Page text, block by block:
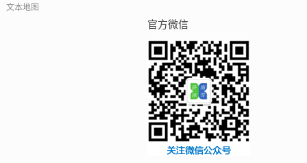
文本地图
官方微信